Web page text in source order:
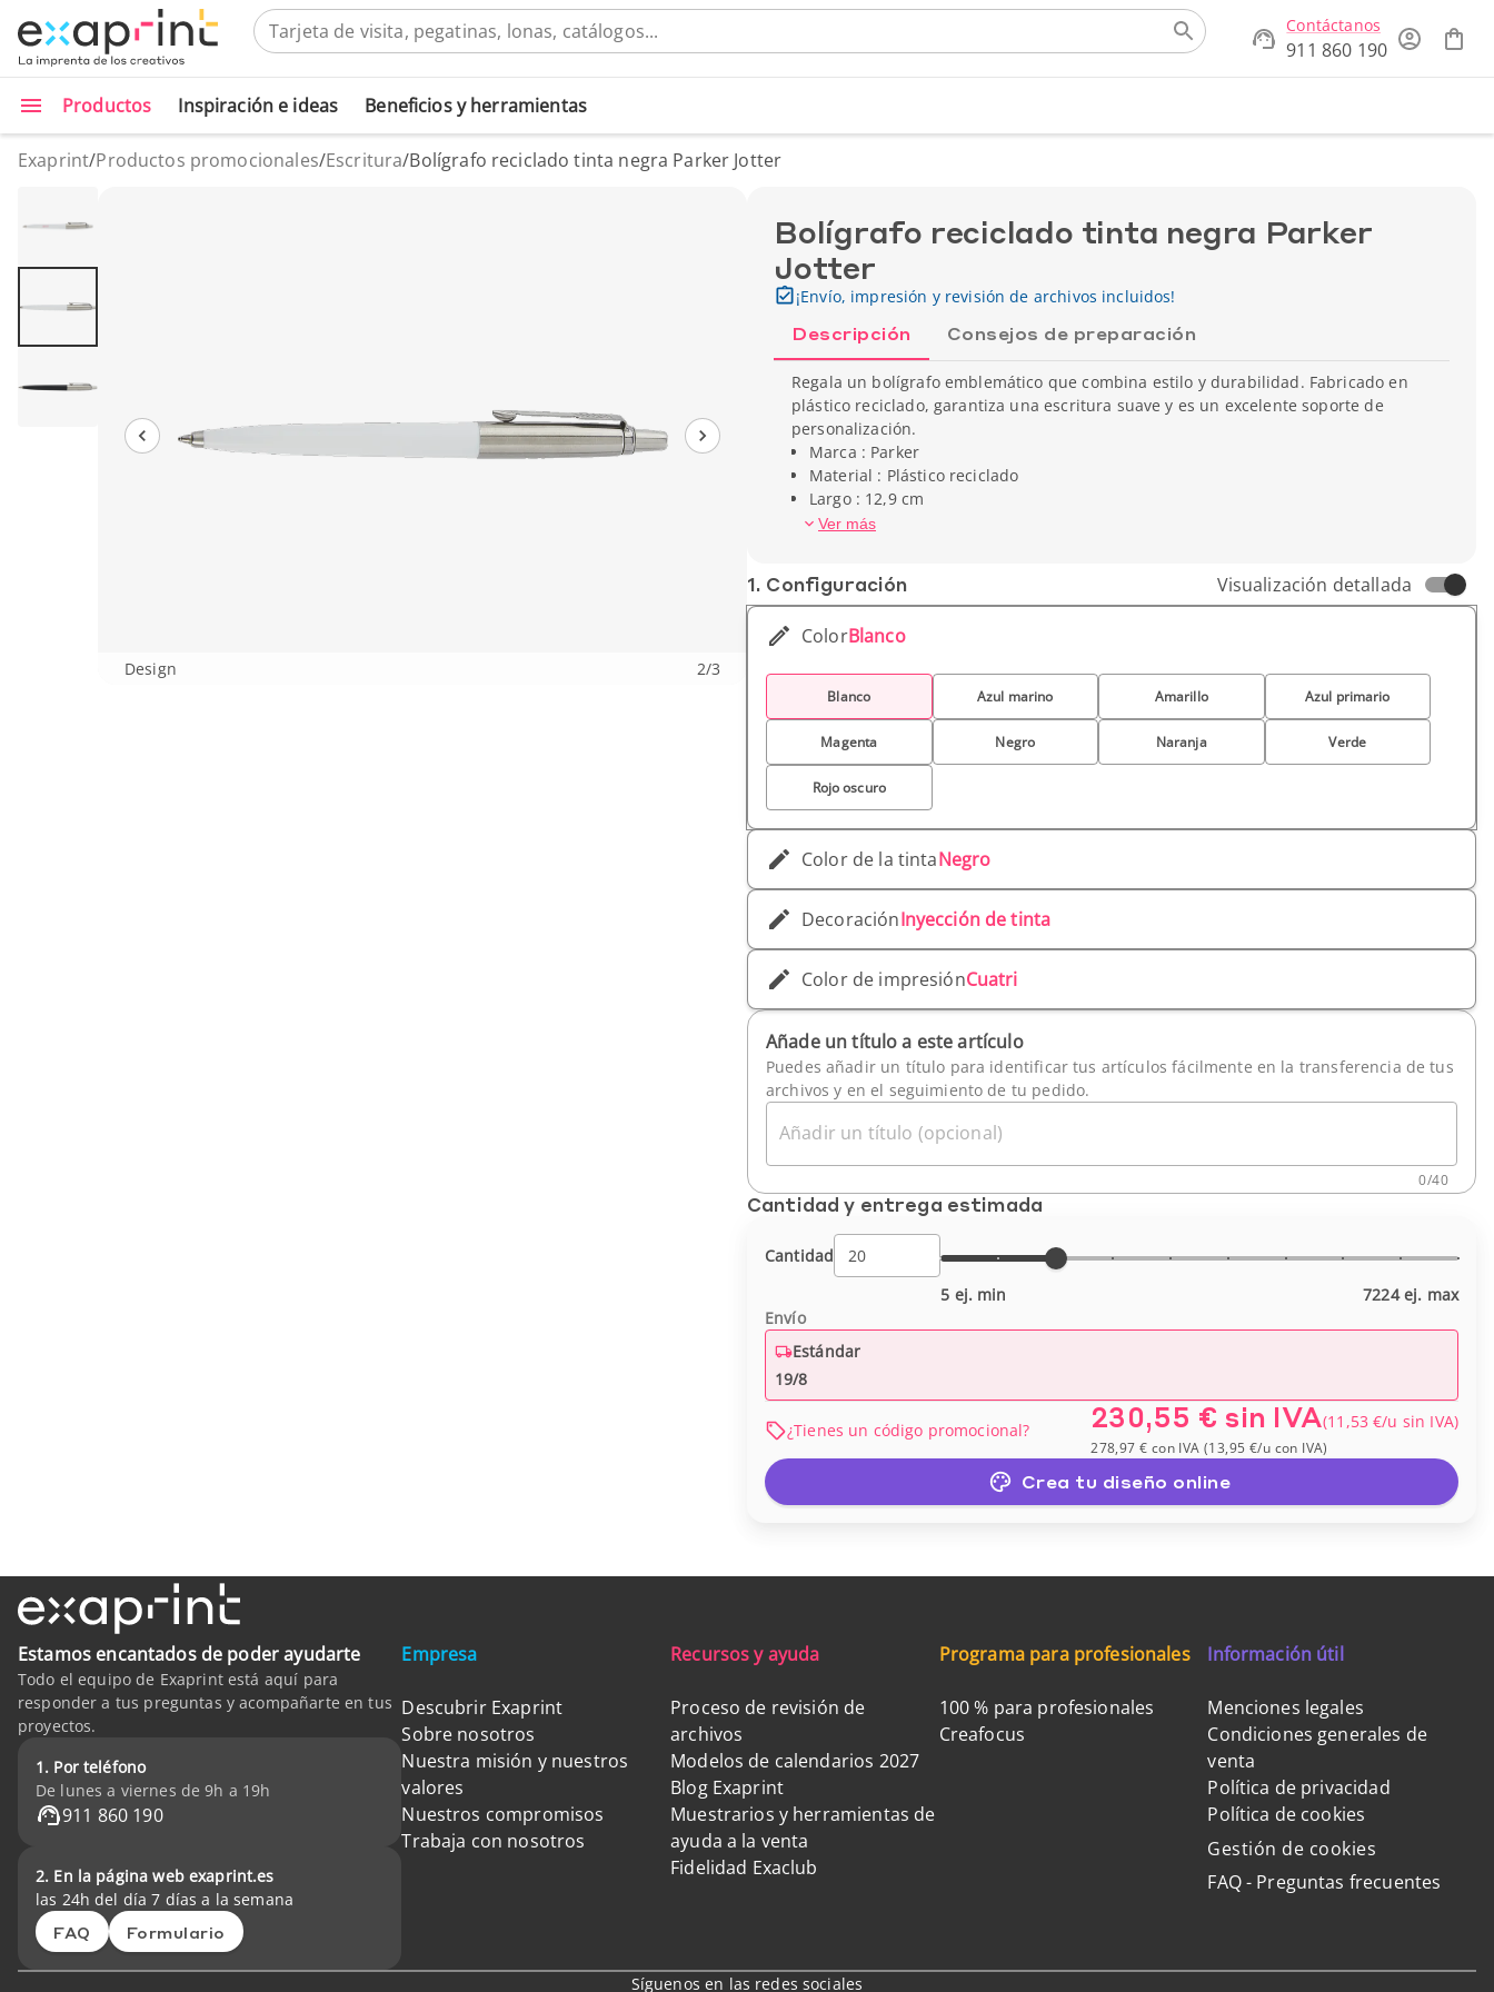
Contáctanos
911 860 190
Productos Inspiración e ideas Beneficios y herramientas
Exaprint/Productos promocionales/Escritura/Bolígrafo reciclado tinta negra Parker Jotter
Design 2/3
Bolígrafo reciclado tinta negra Parker
Jotter
¡Envío, impresión y revisión de archivos incluidos!
Descripción Consejos de preparación
Regala un bolígrafo emblemático que combina estilo y durabilidad. Fabricado en
plástico reciclado, garantiza una escritura suave y es un excelente soporte de
personalización.
Marca : Parker
Material : Plástico reciclado
Largo : 12,9 cm
Diametro : 0,85 cm
Ver más
1. Conf­iguración Visualización detallada
ColorBlanco
Blanco Azul marino Amarillo Azul primario
Magenta Negro Naranja Verde
Rojo oscuro
Color de la tintaNegro
DecoraciónInyección de tinta
Color de impresiónCuatri
Añade un título a este artículo
Puedes añadir un título para identificar tus artículos fácilmente en la transferencia de tus
archivos y en el seguimiento de tu pedido.
Añadir un título (opcional)
0/40
Cantidad y entrega estimada
Cantidad
5 ej. min
7224 ej. max
Envío
Estándar
19/8
¿Tienes un código promocional? 230,55 € sin IVA(11,53 €/u sin IVA)
278,97 € con IVA (13,95 €/u con IVA)
Crea tu diseño online
Estamos encantados de poder ayudarte
Todo el equipo de Exaprint está aquí para
responder a tus preguntas y acompañarte en tus
proyectos.
1. Por teléfono
De lunes a viernes de 9h a 19h
911 860 190
2. En la página web exaprint.es
las 24h del día 7 días a la semana
FAQ Formulario
Empresa
Descubrir Exaprint
Sobre nosotros
Nuestra misión y nuestros
valores
Nuestros compromisos
Trabaja con nosotros
Recursos y ayuda
Proceso de revisión de
archivos
Modelos de calendarios 2027
Blog Exaprint
Muestrarios y herramientas de
ayuda a la venta
Fidelidad Exaclub
Programa para profesionales
100 % para profesionales
Creafocus
Información útil
Menciones legales
Condiciones generales de
venta
Política de privacidad
Política de cookies
Gestión de cookies
FAQ - Preguntas frecuentes
Síguenos en las redes sociales